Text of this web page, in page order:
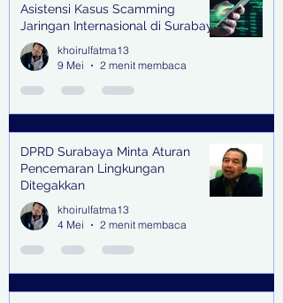
Asistensi Kasus Scamming
Jaringan Internasional di Surabaya
khoirulfatma13
9 Mei
2 menit membaca
DPRD Surabaya Minta Aturan
Pencemaran Lingkungan
Ditegakkan
khoirulfatma13
4 Mei
2 menit membaca